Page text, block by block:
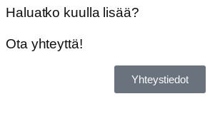
Haluatko kuulla lisää?
Ota yhteyttä!
Yhteystiedot